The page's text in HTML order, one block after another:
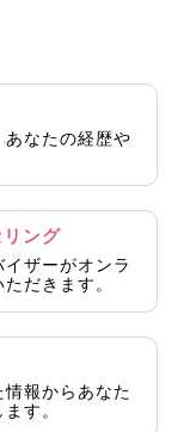
なたの経歴や
ング
ザーがオンラ
だきます。
報からあなた
す。